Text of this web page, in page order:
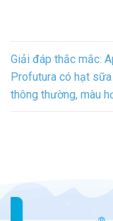
Giải đáp thắc mắc:
Profutura có hạt
thông thường, màu